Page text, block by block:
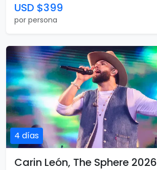
USD $399
por persona
4 días
Carin León, The Sphere 2026